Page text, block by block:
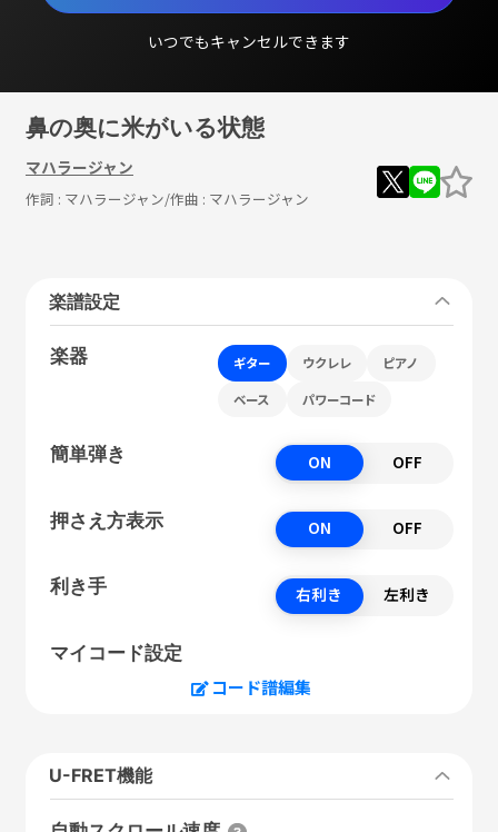
いつでもキャンセルできます
鼻の奥に米がいる状態
マハラージャン
作詞 : マハラージャン/作曲 : マハラージャン
楽譜設定
楽器 ギター ウクレレ ピアノ
ベース パワーコード
簡単弾き ON OFF
押さえ方表示 ON OFF
利き手 右利き 左利き
マイコード設定
コード譜編集
U-FRET機能